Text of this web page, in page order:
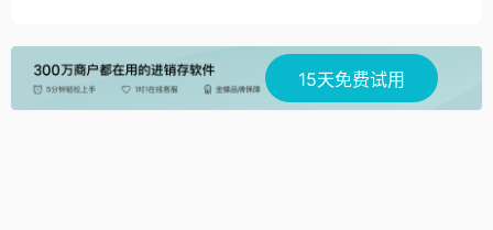
15天免费试用